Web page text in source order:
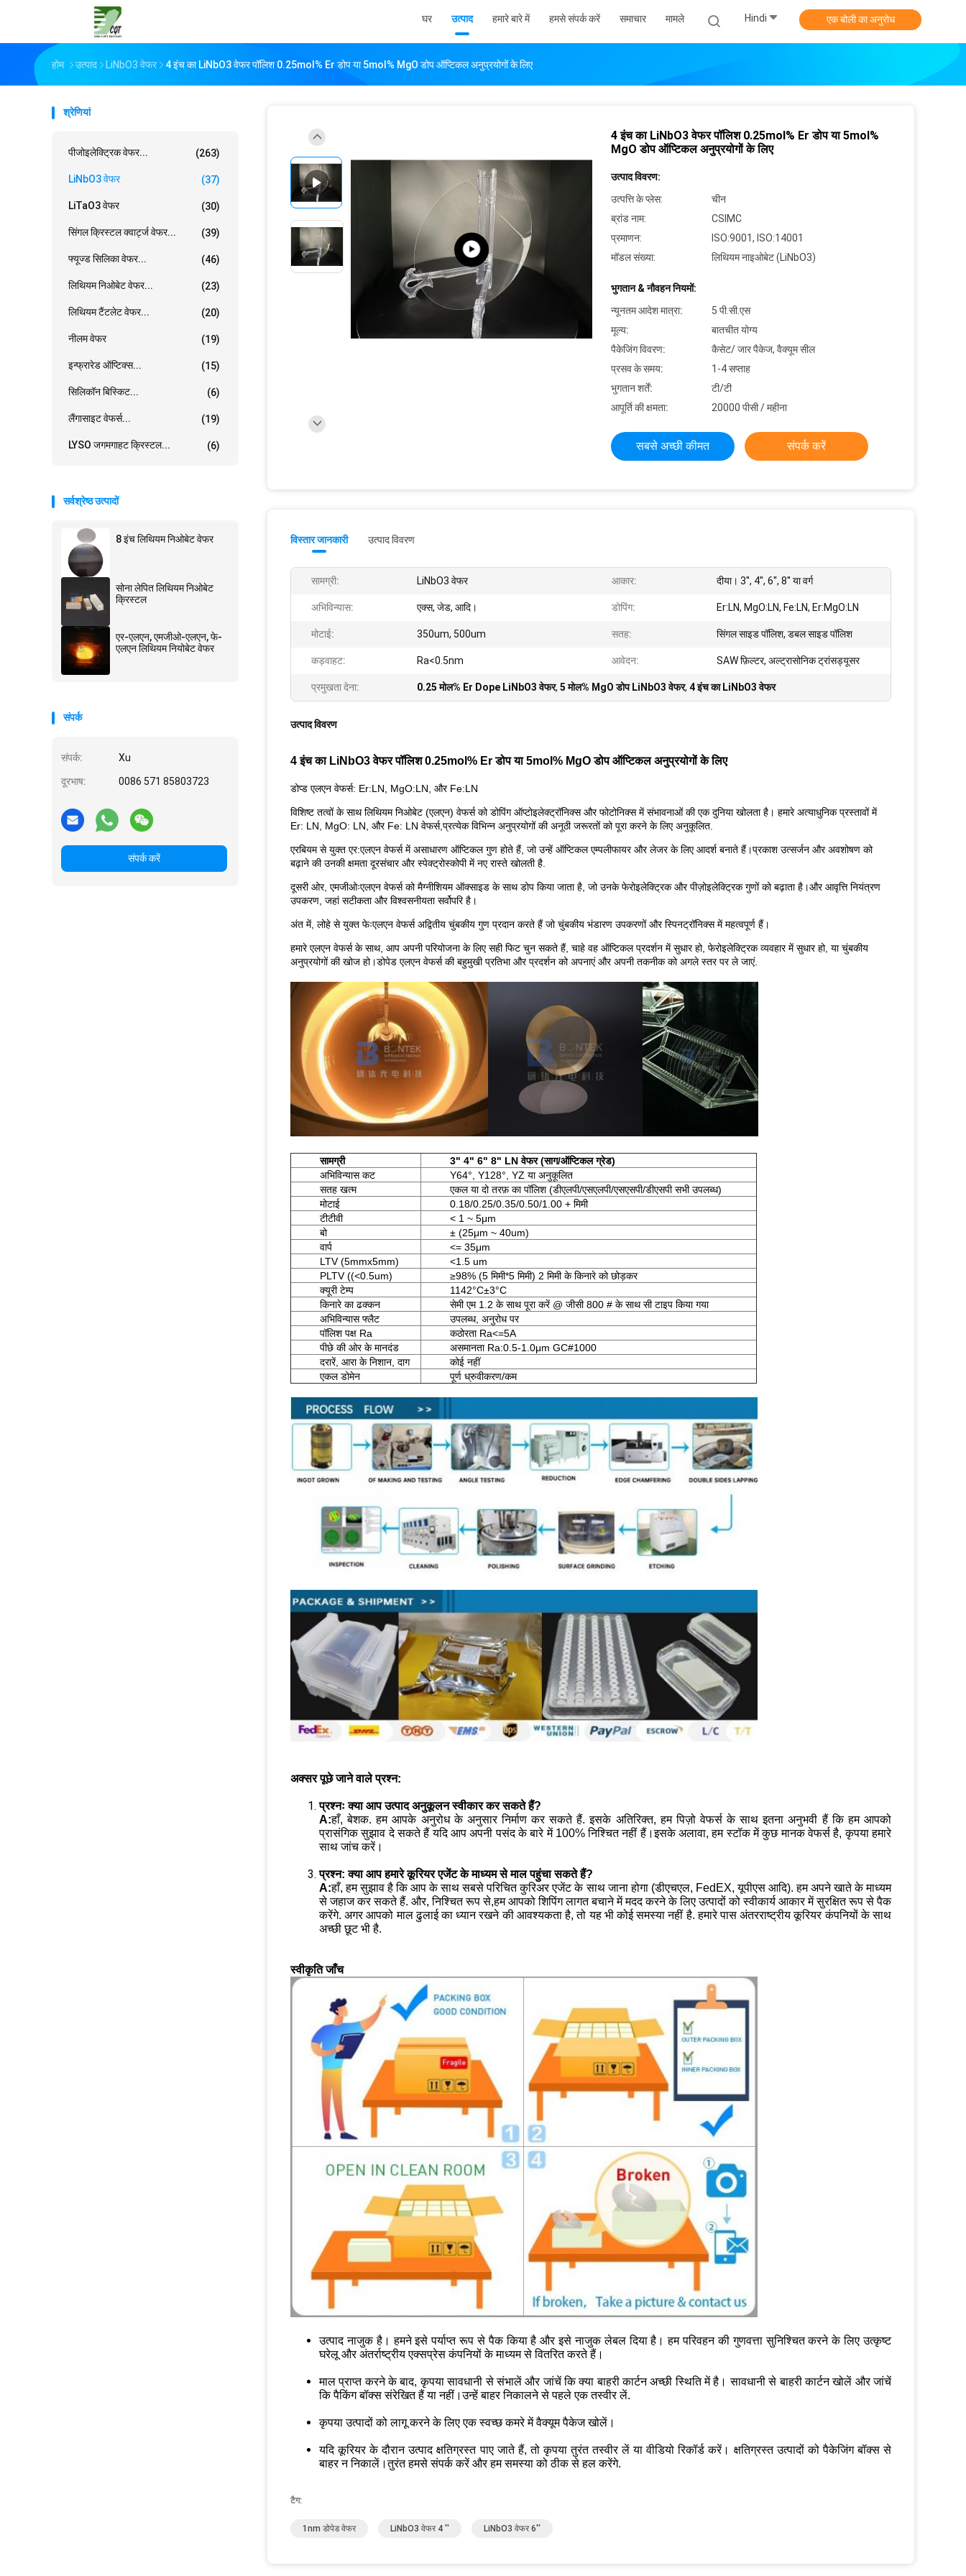
घर उत्पाद हमारे बारे में हमसे संपर्क करें समाचार मामले Hindi एक बोली का अनुरोध
होम उत्पाद LiNbO3 वेफर 4 इंच का LiNbO3 वेफर पॉलिश 0.25mol% Er डोप या 5mol% MgO डोप ऑप्टिकल अनुप्रयोगों के लिए
श्रेणियां
पीजोइलेक्ट्रिक वेफर... (263)
LiNbO3 वेफर (37)
LiTaO3 वेफर (30)
सिंगल क्रिस्टल क्वार्ट्ज वेफर... (39)
फ्यूज्ड सिलिका वेफर... (46)
लिथियम निओबेट वेफर... (23)
लिथियम टैंटलेट वेफर... (20)
नीलम वेफर (19)
इन्फ्रारेड ऑप्टिक्स... (15)
सिलिकॉन बिस्किट... (6)
लैंगासाइट वेफर्स... (19)
LYSO जगमगाहट क्रिस्टल... (6)
सर्वश्रेष्ठ उत्पादों
8 इंच लिथियम निओबेट वेफर
सोना लेपित लिथियम निओबेट
क्रिस्टल
एर-एलएन, एमजीओ-एलएन, फे-
एलएन लिथियम नियोबेट वेफर
संपर्क
संपर्क: Xu
दूरभाष: 0086 571 85803723
संपर्क करें
4 इंच का LiNbO3 वेफर पॉलिश 0.25mol% Er डोप या 5mol%
MgO डोप ऑप्टिकल अनुप्रयोगों के लिए
उत्पाद विवरण:
उत्पत्ति के प्लेस:
चीन
ब्रांड नाम:
CSIMC
प्रमाणन:
ISO:9001, ISO:14001
मॉडल संख्या:
लिथियम नाइओबेट (LiNbO3)
भुगतान & नौवहन नियमों:
न्यूनतम आदेश मात्रा:
5 पी.सी.एस
मूल्य:
बातचीत योग्य
पैकेजिंग विवरण:
कैसेट/ जार पैकेज, वैक्यूम सील
प्रसव के समय:
1-4 सप्ताह
भुगतान शर्तें:
टी/टी
आपूर्ति की क्षमता:
20000 पीसी / महीना
सबसे अच्छी कीमत संपर्क करें
विस्तार जानकारी उत्पाद विवरण
सामग्री: LiNbO3 वेफर आकार: दीया। 3'', 4'', 6'', 8'' या वर्ग
अभिविन्यास: एक्स, जेड, आदि। डोपिंग: Er:LN, MgO:LN, Fe:LN, Er:MgO:LN
मोटाई: 350um, 500um सतह: सिंगल साइड पॉलिश, डबल साइड पॉलिश
कड़वाहट: Ra<0.5nm आवेदन: SAW फ़िल्टर, अल्ट्रासोनिक ट्रांसड्यूसर
प्रमुखता देना: 0.25 मोल% Er Dope LiNbO3 वेफर, 5 मोल% MgO डोप LiNbO3 वेफर, 4 इंच का LiNbO3 वेफर
उत्पाद विवरण
4 इंच का LiNbO3 वेफर पॉलिश 0.25mol% Er डोप या 5mol% MgO डोप ऑप्टिकल अनुप्रयोगों के लिए
डोप्ड एलएन वेफर्स: Er:LN, MgO:LN, और Fe:LN
विशिष्ट तत्वों के साथ लिथियम निओबेट (एलएन) वेफर्स को डोपिंग ऑप्टोइलेक्ट्रॉनिक्स और फोटोनिक्स में संभावनाओं की एक दुनिया खोलता है। हमारे अत्याधुनिक प्रस्तावों में
Er: LN, MgO: LN, और Fe: LN वेफर्स,प्रत्येक विभिन्न अनुप्रयोगों की अनूठी जरूरतों को पूरा करने के लिए अनुकूलित.
एरबियम से युक्त एर:एलएन वेफर्स में असाधारण ऑप्टिकल गुण होते हैं, जो उन्हें ऑप्टिकल एम्पलीफायर और लेजर के लिए आदर्श बनाते हैं।प्रकाश उत्सर्जन और अवशोषण को
बढ़ाने की उनकी क्षमता दूरसंचार और स्पेक्ट्रोस्कोपी में नए रास्ते खोलती है.
दूसरी ओर, एमजीओःएलएन वेफर्स को मैग्नीशियम ऑक्साइड के साथ डोप किया जाता है, जो उनके फेरोइलेक्ट्रिक और पीज़ोइलेक्ट्रिक गुणों को बढ़ाता है।और आवृत्ति नियंत्रण
उपकरण, जहां सटीकता और विश्वसनीयता सर्वोपरि है।
अंत में, लोहे से युक्त फेःएलएन वेफर्स अद्वितीय चुंबकीय गुण प्रदान करते हैं जो चुंबकीय भंडारण उपकरणों और स्पिनट्रॉनिक्स में महत्वपूर्ण हैं।
हमारे एलएन वेफर्स के साथ, आप अपनी परियोजना के लिए सही फिट चुन सकते हैं, चाहे वह ऑप्टिकल प्रदर्शन में सुधार हो, फेरोइलेक्ट्रिक व्यवहार में सुधार हो, या चुंबकीय
अनुप्रयोगों की खोज हो।डोपेड एलएन वेफर्स की बहुमुखी प्रतिभा और प्रदर्शन को अपनाएं और अपनी तकनीक को अगले स्तर पर ले जाएं.
सामग्री
3" 4" 6" 8" LN वेफर (साग/ऑप्टिकल ग्रेड)
अभिविन्यास कट
Y64°, Y128°, YZ या अनुकूलित
सतह खत्म
एकल या दो तरफ़ का पॉलिश (डीएलपी/एसएलपी/एसएसपी/डीएसपी सभी उपलब्ध)
मोटाई
0.18/0.25/0.35/0.50/1.00 + मिमी
टीटीवी
< 1 ~ 5μm
बो
± (25μm ~ 40um)
वार्प
<= 35μm
LTV (5mmx5mm)
<1.5 um
PLTV ((<0.5um)
≥98% (5 मिमी*5 मिमी) 2 मिमी के किनारे को छोड़कर
क्यूरी टेम्प
1142°C±3°C
किनारे का ढक्कन
सेमी एम 1.2 के साथ पूरा करें @ जीसी 800 # के साथ सी टाइप किया गया
अभिविन्यास फ्लैट
उपलब्ध, अनुरोध पर
पॉलिश पक्ष Ra
कठोरता Ra<=5A
पीछे की ओर के मानदंड
असमानता Ra:0.5-1.0μm GC#1000
दरारें, आरा के निशान, दाग
कोई नहीं
एकल डोमेन
पूर्ण ध्रुवीकरण/कम
अक्सर पूछे जाने वाले प्रश्न:
प्रश्नः क्या आप उत्पाद अनुकूलन स्वीकार कर सकते हैं?
A:हाँ, बेशक. हम आपके अनुरोध के अनुसार निर्माण कर सकते हैं. इसके अतिरिक्त, हम पिज़ो वेफर्स के साथ इतना अनुभवी हैं कि हम आपको
प्रासंगिक सुझाव दे सकते हैं यदि आप अपनी पसंद के बारे में 100% निश्चित नहीं हैं।इसके अलावा, हम स्टॉक में कुछ मानक वेफर्स है, कृपया हमारे
साथ जांच करें।
प्रश्न: क्या आप हमारे कूरियर एजेंट के माध्यम से माल पहुंचा सकते हैं?
A:हाँ, हम सुझाव है कि आप के साथ सबसे परिचित कुरिअर एजेंट के साथ जाना होगा (डीएचएल, FedEX, यूपीएस आदि). हम अपने खाते के माध्यम
से जहाज कर सकते हैं. और, निश्चित रूप से,हम आपको शिपिंग लागत बचाने में मदद करने के लिए उत्पादों को स्वीकार्य आकार में सुरक्षित रूप से पैक
करेंगे. अगर आपको माल ढुलाई का ध्यान रखने की आवश्यकता है, तो यह भी कोई समस्या नहीं है. हमारे पास अंतरराष्ट्रीय कूरियर कंपनियों के साथ
अच्छी छूट भी है.
स्वीकृति जाँच
उत्पाद नाजुक है। हमने इसे पर्याप्त रूप से पैक किया है और इसे नाजुक लेबल दिया है। हम परिवहन की गुणवत्ता सुनिश्चित करने के लिए उत्कृष्ट
घरेलू और अंतर्राष्ट्रीय एक्सप्रेस कंपनियों के माध्यम से वितरित करते हैं।
माल प्राप्त करने के बाद, कृपया सावधानी से संभालें और जांचें कि क्या बाहरी कार्टन अच्छी स्थिति में है। सावधानी से बाहरी कार्टन खोलें और जांचें
कि पैकिंग बॉक्स संरेखित हैं या नहीं।उन्हें बाहर निकालने से पहले एक तस्वीर लें.
कृपया उत्पादों को लागू करने के लिए एक स्वच्छ कमरे में वैक्यूम पैकेज खोलें।
यदि कूरियर के दौरान उत्पाद क्षतिग्रस्त पाए जाते हैं, तो कृपया तुरंत तस्वीर लें या वीडियो रिकॉर्ड करें। क्षतिग्रस्त उत्पादों को पैकेजिंग बॉक्स से
बाहर न निकालें।तुरंत हमसे संपर्क करें और हम समस्या को ठीक से हल करेंगे.
टैग:
1nm डोपेड वेफर LiNbO3 वेफर 4 '' LiNbO3 वेफर 6''